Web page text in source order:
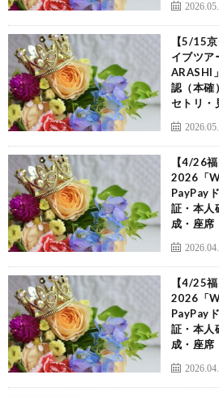
【5/15
イブツ
ARASHI
認（本確
セトリ・
【4/26
2026「
PayPay
証・本人
成・座席
【4/25
2026「
PayPay
証・本人
成・座席